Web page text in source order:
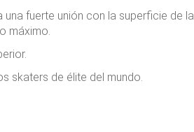
una fuerte unión con la superficie de la
máximo.
skaters de élite del mundo.